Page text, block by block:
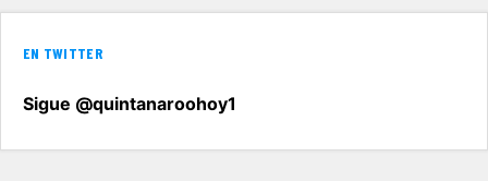
EN TWITTER
Sigue @quintanaroohoy1